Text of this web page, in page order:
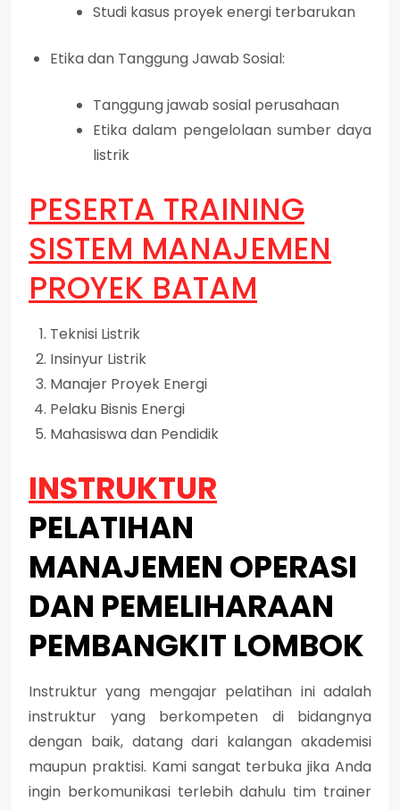
Studi kasus proyek energi terbarukan
Etika dan Tanggung Jawab Sosial:
Tanggung jawab sosial perusahaan
Etika dalam pengelolaan sumber daya
listrik
PESERTA TRAINING
SISTEM MANAJEMEN
PROYEK BATAM
Teknisi Listrik
Insinyur Listrik
Manajer Proyek Energi
Pelaku Bisnis Energi
Mahasiswa dan Pendidik
INSTRUKTUR
PELATIHAN
MANAJEMEN OPERASI
DAN PEMELIHARAAN
PEMBANGKIT LOMBOK
Instruktur yang mengajar pelatihan ini adalah
instruktur yang berkompeten di bidangnya
dengan baik, datang dari kalangan akademisi
maupun praktisi. Kami sangat terbuka jika Anda
ingin berkomunikasi terlebih dahulu tim trainer